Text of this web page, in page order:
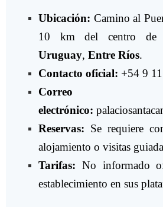
Ubicación: Camino al
10 km del centro de
Uruguay, Entre Ríos.
Contacto oficial: +54 9
Correo
electrónico:
Reservas: Se requiere
alojamiento o visitas
Tarifas: No informado
establecimiento en sus